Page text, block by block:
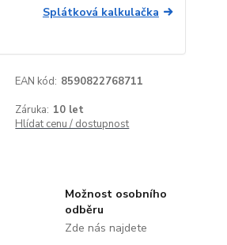
Splátková kalkulačka
EAN kód: 8590822768711
Záruka: 10 let
Hlídat cenu / dostupnost
Možnost osobního
odběru
Zde nás najdete